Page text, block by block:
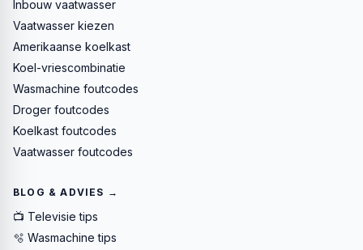
Inbouw vaatwasser
Vaatwasser kiezen
Amerikaanse koelkast
Koel-vriescombinatie
Wasmachine foutcodes
Droger foutcodes
Koelkast foutcodes
Vaatwasser foutcodes
BLOG & ADVIES →
📺 Televisie tips
🫧 Wasmachine tips